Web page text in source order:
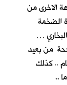
الاخرى من
الضخمة
…
من بعيد
.. كذلك
..